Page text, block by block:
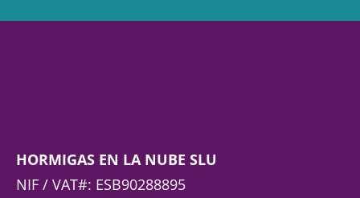
HORMIGAS EN LA NUBE SLU
NIF / VAT#: ESB90288895